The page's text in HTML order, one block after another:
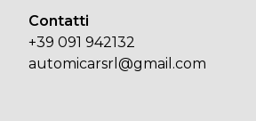
Contatti
+39 091 942132
automicarsrl@gmail.com